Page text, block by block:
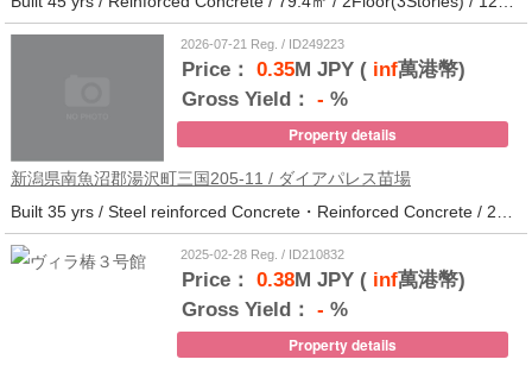
2026-07-21 Reg. / ID249223
Price： 0.35M JPY (inf萬港幣)
Gross Yield： - %
Property details
新潟県南魚沼郡湯沢町三国205-11 / ダイアパレス苗場
2025-02-28 Reg. / ID210832
Price： 0.38M JPY (inf萬港幣)
Gross Yield： - %
Property details